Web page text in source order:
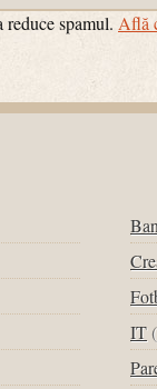
reduce spamul. Află
IT